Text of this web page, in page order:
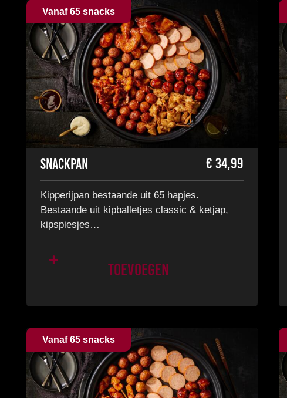
Vanaf 65 snacks
Snackpan € 34,99
Kipperijpan bestaande uit 65 hapjes.
Bestaande uit kipballetjes classic & ketjap,
kipspiesjes…
Toevoegen
Vanaf 65 snacks